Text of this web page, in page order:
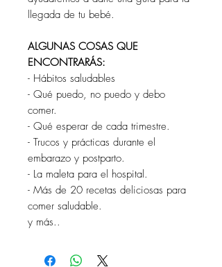
llegada de tu bebé.
ALGUNAS COSAS QUE
ENCONTRARÁS:
- Hábitos saludables
- Qué puedo, no puedo y debo
comer.
- Qué esperar de cada trimestre.
- Trucos y prácticas durante el
embarazo y postparto.
- La maleta para el hospital.
- Más de 20 recetas deliciosas para
comer saludable.
y más..